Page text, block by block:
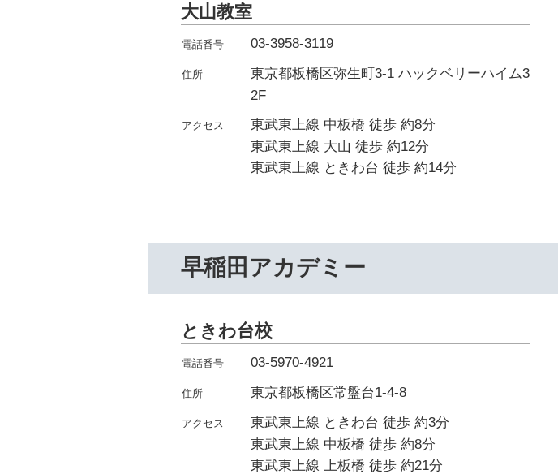
大山教室
03-3958-3119
東京都板橋区弥生町3-1 ハックベリーハイム3
2F
東武東上線 中板橋 徒歩 約8分
東武東上線 大山 徒歩 約12分
東武東上線 ときわ台 徒歩 約14分
早稲田アカデミー
ときわ台校
03-5970-4921
東京都板橋区常盤台1-4-8
東武東上線 ときわ台 徒歩 約3分
東武東上線 中板橋 徒歩 約8分
東武東上線 上板橋 徒歩 約21分